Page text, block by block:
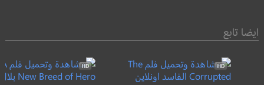
ايضا تابع